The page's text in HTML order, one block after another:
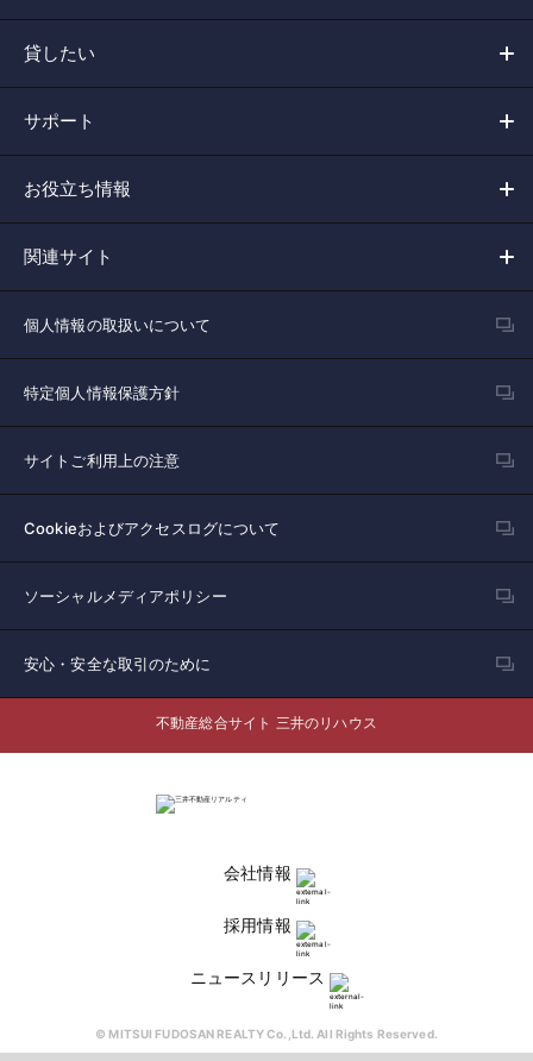
貸したい
サポート
お役立ち情報
関連サイト
個人情報の取扱いについて
特定個人情報保護方針
サイトご利用上の注意
Cookieおよびアクセスログについて
ソーシャルメディアポリシー
安心・安全な取引のために
不動産総合サイト 三井のリハウス
会社情報
採用情報
ニュースリリース
© MITSUI FUDOSAN REALTY Co.,Ltd. All Rights Reserved.